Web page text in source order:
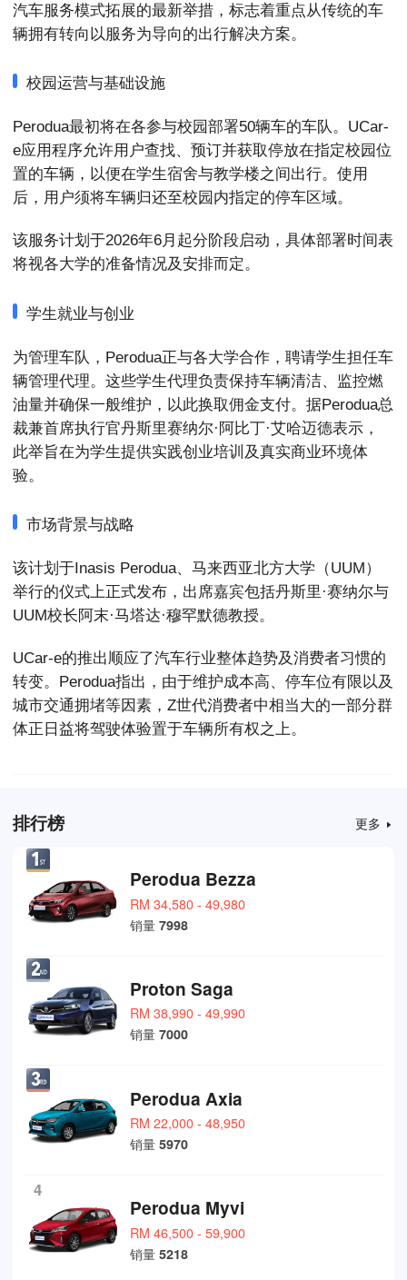
汽车服务模式拓展的最新举措，标志着重点从传统的车
辆拥有转向以服务为导向的出行解决方案。
校园运营与基础设施
Perodua最初将在各参与校园部署50辆车的车队。UCar-
e应用程序允许用户查找、预订并获取停放在指定校园位
置的车辆，以便在学生宿舍与教学楼之间出行。使用
后，用户须将车辆归还至校园内指定的停车区域。
该服务计划于2026年6月起分阶段启动，具体部署时间表
将视各大学的准备情况及安排而定。
学生就业与创业
为管理车队，Perodua正与各大学合作，聘请学生担任车
辆管理代理。这些学生代理负责保持车辆清洁、监控燃
油量并确保一般维护，以此换取佣金支付。据Perodua总
裁兼首席执行官丹斯里赛纳尔·阿比丁·艾哈迈德表示，
此举旨在为学生提供实践创业培训及真实商业环境体
验。
市场背景与战略
该计划于Inasis Perodua、马来西亚北方大学（UUM）
举行的仪式上正式发布，出席嘉宾包括丹斯里·赛纳尔与
UUM校长阿末·马塔达·穆罕默德教授。
UCar-e的推出顺应了汽车行业整体趋势及消费者习惯的
转变。Perodua指出，由于维护成本高、停车位有限以及
城市交通拥堵等因素，Z世代消费者中相当大的一部分群
体正日益将驾驶体验置于车辆所有权之上。
排行榜 更多
Perodua Bezza
RM 34,580 - 49,980
销量7998
Proton Saga
RM 38,990 - 49,990
销量7000
Perodua Axia
RM 22,000 - 48,950
销量5970
4
Perodua Myvi
RM 46,500 - 59,900
销量5218